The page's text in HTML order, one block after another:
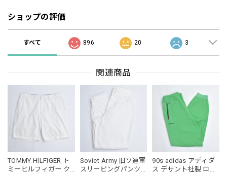
ショップの評価
すべて 896 20 3
関連商品
TOMMY HILFIGER ト
ミーヒルフィガー ク
Soviet Army 旧ソ連軍
スリーピングパンツ
90s adidas アディダ
ス デサント社製 ロゴ